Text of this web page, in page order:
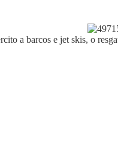
a barcos e jet skis, o